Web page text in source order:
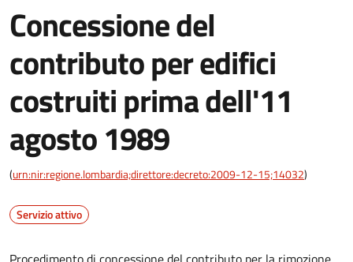
Concessione del
contributo per edifici
costruiti prima dell'11
agosto 1989
(urn:nir:regione.lombardia;direttore:decreto:2009-12-15;14032)
Servizio attivo